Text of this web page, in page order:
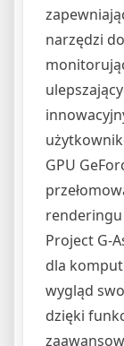
narzędzi
GPU
Project G-
dla
wygląd
dzięki